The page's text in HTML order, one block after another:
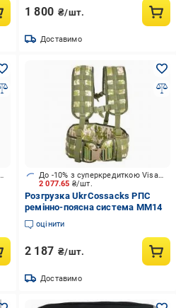
1 800 ₴/шт.
Доставимо
2 077.65 ₴/шт.
До -10% з суперкредиткою Visa Вигода
Розгрузка UkrCossacks РПС
ремінно-поясна система ММ14
оцінити
2 187 ₴/шт.
Доставимо